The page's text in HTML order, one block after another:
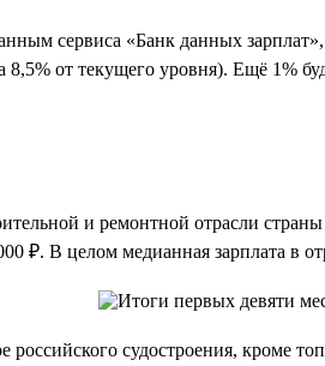
сервиса «Банк данных
8,5% от текущего уровня). Ещё 1%
и ремонтной отрасли
₽. В целом медианная зарплата в
российского судостроения, кроме